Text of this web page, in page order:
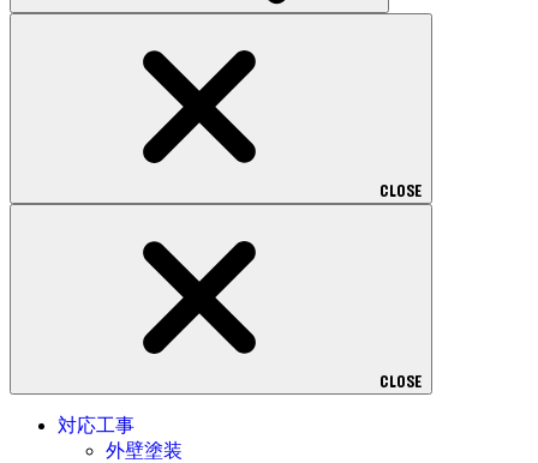
CLOSE
CLOSE
対応工事
外壁塗装